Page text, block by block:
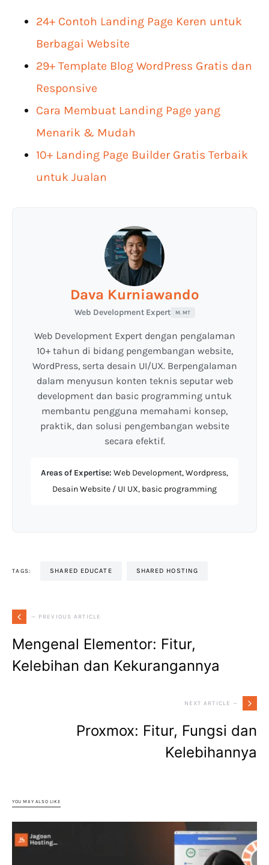
24+ Contoh Landing Page Keren untuk
Berbagai Website
29+ Template Blog WordPress Gratis dan
Responsive
Cara Membuat Landing Page yang
Menarik & Mudah
10+ Landing Page Builder Gratis Terbaik
untuk Jualan
Dava Kurniawando
Web Development Expert M. MT
Web Development Expert dengan pengalaman
10+ tahun di bidang pengembangan website,
WordPress, serta desain UI/UX. Berpengalaman
dalam menyusun konten teknis seputar web
development dan basic programming untuk
membantu pengguna memahami konsep,
praktik, dan solusi pengembangan website
secara efektif.
Areas of Expertise: Web Development, Wordpress,
Desain Website / UI UX, basic programming
TAGS: SHARED EDUCATE SHARED HOSTING
— PREVIOUS ARTICLE
Mengenal Elementor: Fitur,
Kelebihan dan Kekurangannya
NEXT ARTICLE —
Proxmox: Fitur, Fungsi dan
Kelebihannya
YOU MAY ALSO LIKE